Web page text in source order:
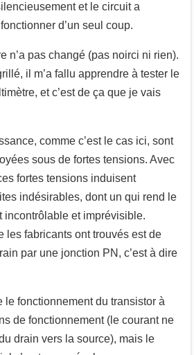
et le circuit a
d’un seul coup.
n’a pas changé (pas noirci ni rien).
il m’a fallu apprendre à tester le
et c’est de ça que je vais
comme c’est le cas ici, sont
sous de fortes tensions. Avec
fortes tensions induisent
indésirables, dont un qui rend le
incontrôlable et imprévisible.
les fabricants ont trouvés est de
par une jonction PN, c’est à dire
le fonctionnement du transistor à
de fonctionnement (le courant ne
drain vers la source), mais le